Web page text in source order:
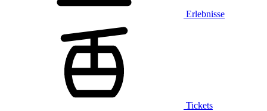
Erlebnisse
Tickets